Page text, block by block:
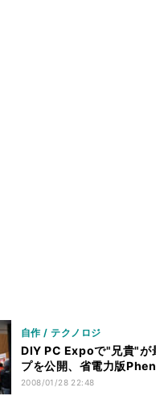
自作 / テクノロジ
DIY PC Expoで"兄貴"が
プを公開、省電力版
2008/01/28 22:48